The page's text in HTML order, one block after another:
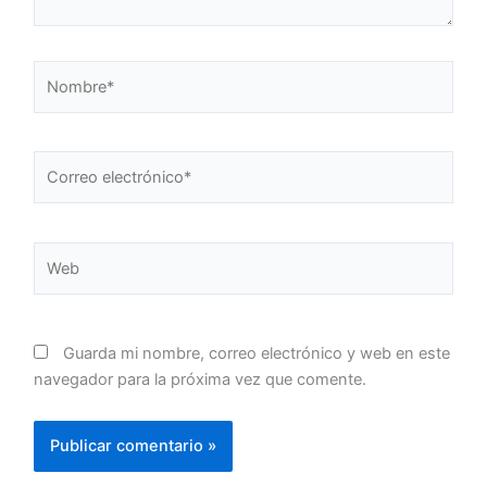
Guarda mi nombre, correo electrónico y web en este
navegador para la próxima vez que comente.